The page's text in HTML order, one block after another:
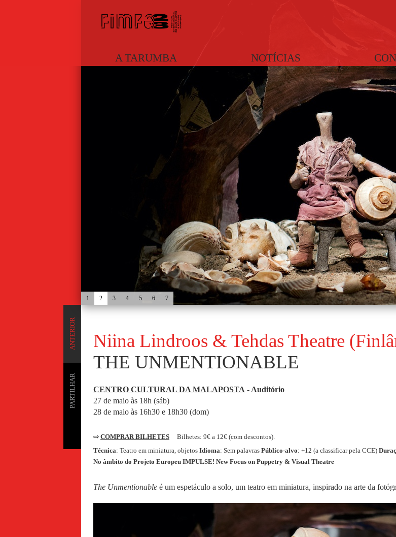
A TARUMBA NOTÍCIAS
1 2 3 4 5 6 7
ANTERIOR
PARTILHAR
Niina Lindroos & Tehdas Theatre
THE UNMENTIONABLE
CENTRO CULTURAL DA MALAPOSTA - Auditório
27 de maio às 18h (sáb)
28 de maio às 16h30 e 18h30 (dom)
⇨ COMPRAR BILHETES
Bilhetes: 9€ a 12€ (com descontos).
Técnica: Teatro em miniatura, objetos Idioma: Sem palavras Público-alvo: +12 (a classificar pela CCE)
No âmbito do Projeto Europeu IMPULSE! New Focus on Puppetry & Visual Theatre
The Unmentionable é um espetáculo a solo, um teatro em miniatura, inspirado na arte da